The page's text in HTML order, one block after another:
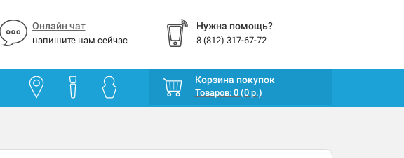
Онлайн чат
напишите нам сейчас
Нужна помощь?
8 (812) 317-67-72
Корзина покупок
Товаров: 0 (0 р.)